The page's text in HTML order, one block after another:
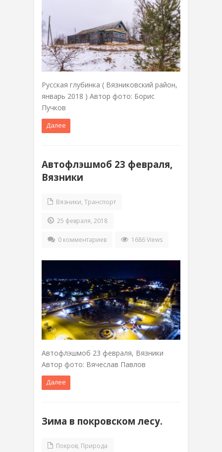
Русская глубинка ( Вязниковский район,
январь 2018 ) Автор фото: Борис
Пучков
Далее
Автофлэшмоб 23 февраля,
Вязники
Вязники, Транспорт
25 февраля, 2018
0 комментариев 1686 Views
Автофлэшмоб 23 февраля, Вязники
Автор фото: Вячеслав Павлов
Далее
Зима в покровском лесу.
Покров, Природа